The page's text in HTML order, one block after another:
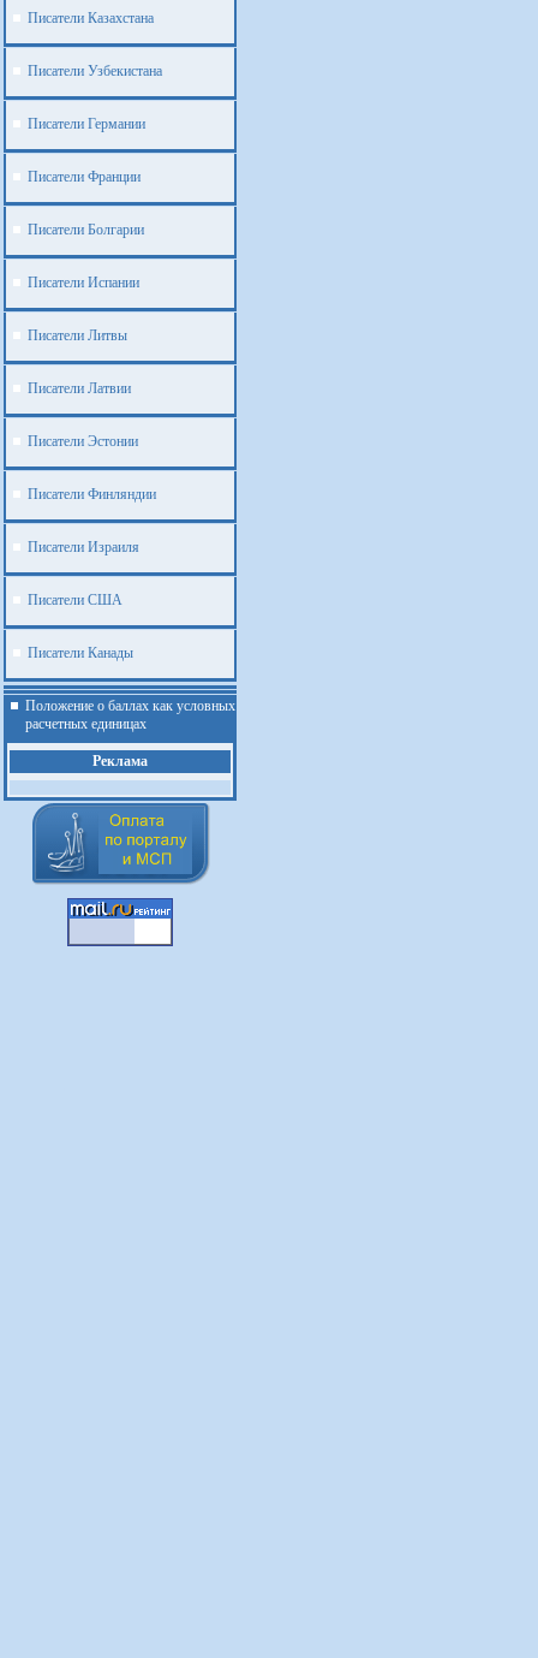
Писатели Казахстана
Писатели Узбекистана
Писатели Германии
Писатели Франции
Писатели Болгарии
Писатели Испании
Писатели Литвы
Писатели Латвии
Писатели Эстонии
Писатели Финляндии
Писатели Израиля
Писатели США
Писатели Канады
Положение о баллах как условных
расчетных единицах
Реклама